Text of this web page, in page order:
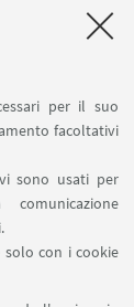
per il suo
facoltativi
sono usati per
solo con i cookie
of
the
from
future.
views on
on
skills
future